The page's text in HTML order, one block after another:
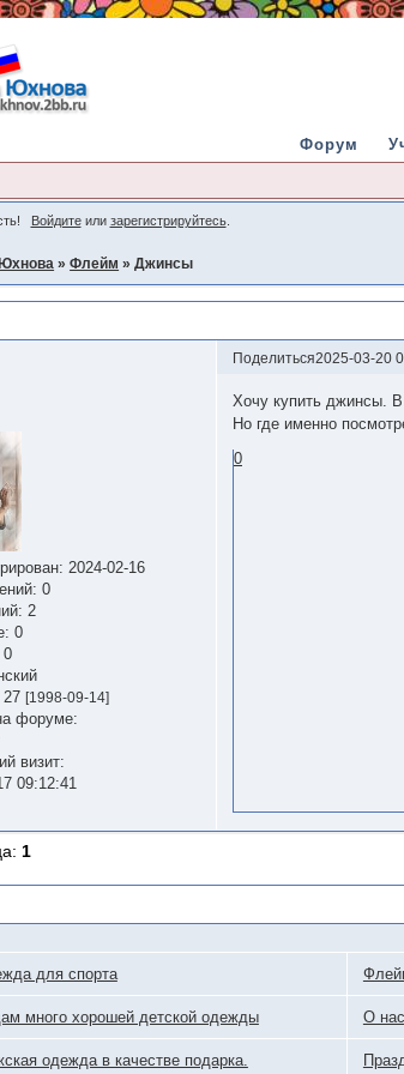
Форум
Войдитеили зарегистрируйтесь.
»Флейм »Джинсы
Поделиться2025-03-20
: 2024-02-16
0
2
0
0
27 [1998-09-14]
форуме:
визит:
09:12:41
Хочу купить джинсы. В
Но где именно
0
1
для спорта
много хорошей детской одежды О
одежда в качестве подарка.